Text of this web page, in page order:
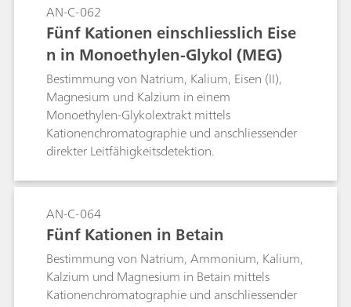
AN-C-062
Fünf Kationen einschliesslich Eise
n in Monoethylen-Glykol (MEG)
Bestimmung von Natrium, Kalium, Eisen (II),
Magnesium und Kalzium in einem
Monoethylen-Glykolextrakt mittels
Kationenchromatographie und anschliessender
direkter Leitfähigkeitsdetektion.
AN-C-064
Fünf Kationen in Betain
Bestimmung von Natrium, Ammonium, Kalium,
Kalzium und Magnesium in Betain mittels
Kationenchromatographie und anschliessender